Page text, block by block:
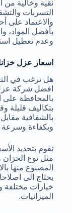
نقية وخالية من
التسربات
والاعتماد على
بأفضل
وعدم تعطيل
اسعار عزل
هل ترغب في
افضل شركة
بالمحافظة على
بتكاليف قليلة
بالشفافية
وبكفاءة وسرعة
تقوم بتحديد
مثل نوع
المصنوع منها
يحتاج الى
خيارات مختلفة
الميزانيات.